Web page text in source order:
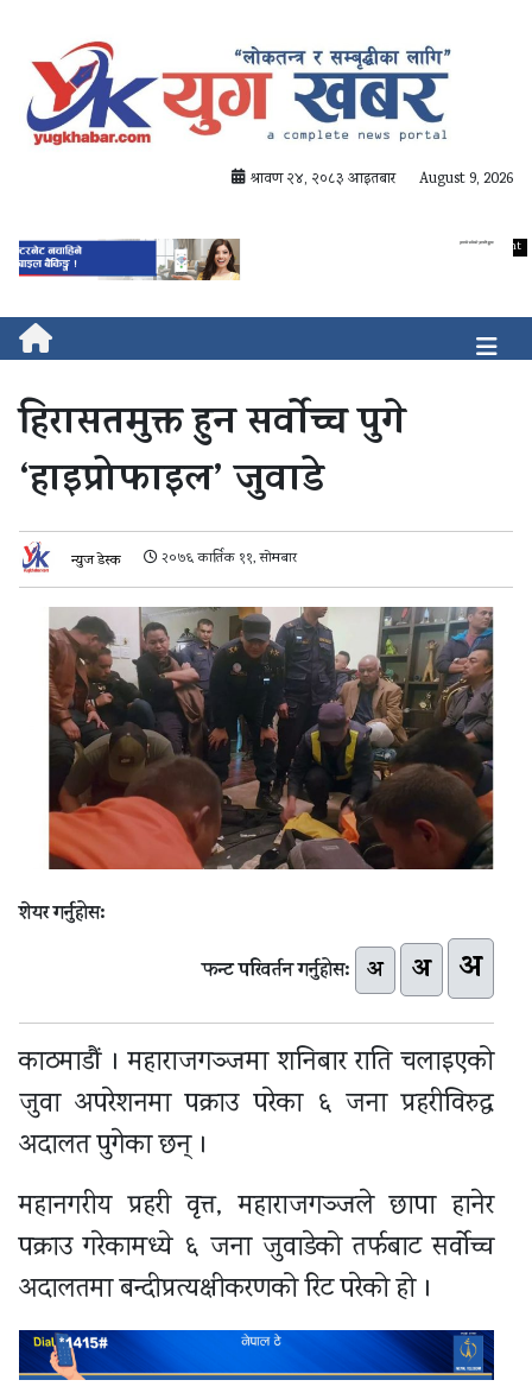
श्रावण २४, २०८३ आइतबार August 9, 2026
हिरासतमुक्त हुन सर्वाेच्च पुगे
‘हाइप्रोफाइल’ जुवाडे
न्युज डेस्क २०७६ कार्तिक ११, सोमबार
शेयर गर्नुहोस:
फन्ट परिवर्तन गर्नुहोस: अ अ अ
काठमाडौं । महाराजगञ्जमा शनिबार राति चलाइएको
जुवा अपरेशनमा पक्राउ परेका ६ जना प्रहरीविरुद्ध
अदालत पुगेका छन् ।
महानगरीय प्रहरी वृत्त, महाराजगञ्जले छापा हानेर
पक्राउ गरेकामध्ये ६ जना जुवाडेको तर्फबाट सर्वोच्च
अदालतमा बन्दीप्रत्यक्षीकरणको रिट परेको हो ।